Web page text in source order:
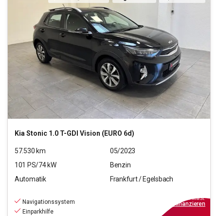
KiaStonic 1.0 T-GDI Vision (EURO 6d)
57.530 km
05/2023
101 PS/74kW
Benzin
Automatik
Frankfurt / Egelsbach
Navigationssystem
Einparkhilfe
inkl.MwSt.
finanzieren